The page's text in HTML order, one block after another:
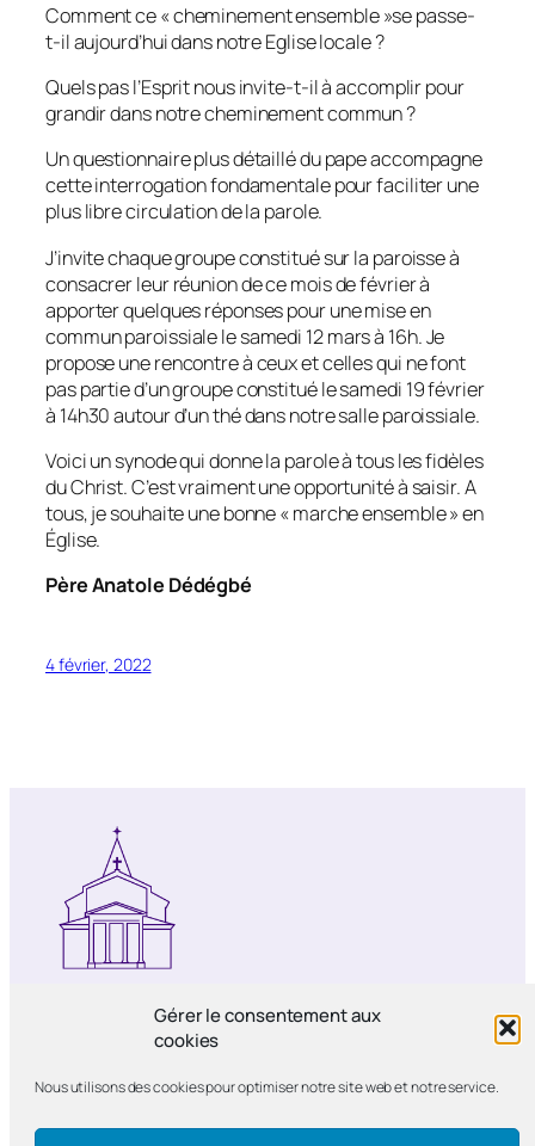
Gérer le consentement aux
cookies
Nous utilisons des cookies pour optimiser notre site web et notre service.
Comment ce « cheminement ensemble »se passe-
t-il aujourd’hui dans notre Eglise locale ?
Quels pas l’Esprit nous invite-t-il à accomplir pour
grandir dans notre cheminement commun ?
Un questionnaire plus détaillé du pape accompagne
cette interrogation fondamentale pour faciliter une
plus libre circulation de la parole.
J’invite chaque groupe constitué sur la paroisse à
consacrer leur réunion de ce mois de février à
apporter quelques réponses pour une mise en
commun paroissiale le samedi 12 mars à 16h. Je
propose une rencontre à ceux et celles qui ne font
pas partie d’un groupe constitué le samedi 19 février
à 14h30 autour d’un thé dans notre salle paroissiale.
Voici un synode qui donne la parole à tous les fidèles
du Christ. C’est vraiment une opportunité à saisir. A
tous, je souhaite une bonne « marche ensemble » en
Église.
Père Anatole Dédégbé
4 février, 2022
Notre-Dame de Bercy
Paroisse catholique Notre-Dame de la